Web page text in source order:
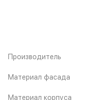
Производитель
Материал фасада
Материал корпуса